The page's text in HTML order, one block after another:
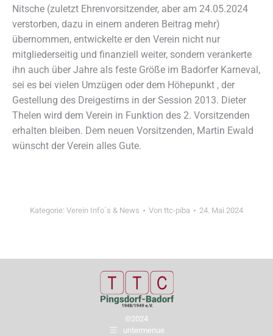
Nitsche (zuletzt Ehrenvorsitzender, aber am 24.05.2024
verstorben, dazu in einem anderen Beitrag mehr)
übernommen, entwickelte er den Verein nicht nur
mitgliederseitig und finanziell weiter, sondern verankerte
ihn auch über Jahre als feste Größe im Badorfer Karneval,
sei es bei vielen Umzügen oder dem Höhepunkt , der
Gestellung des Dreigestirns in der Session 2013. Dieter
Thelen wird dem Verein in Funktion des 2. Vorsitzenden
erhalten bleiben. Dem neuen Vorsitzenden, Martin Ewald
wünscht der Verein alles Gute.
Kategorie: Verein Info´s & News Von ttc-piba 24. Mai 2024
©2024
untermenue